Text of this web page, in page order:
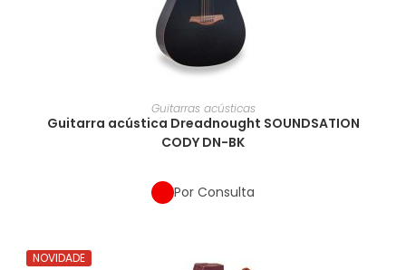
Guitarras acústicas
Guitarra acústica Dreadnought SOUNDSATION
CODY DN-BK
Por Consulta
NOVIDADE